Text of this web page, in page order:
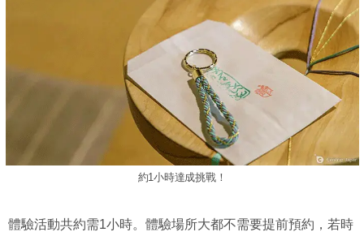
約1小時達成挑戰！
體驗活動共約需1小時。體驗場所大都不需要提前預約，若時